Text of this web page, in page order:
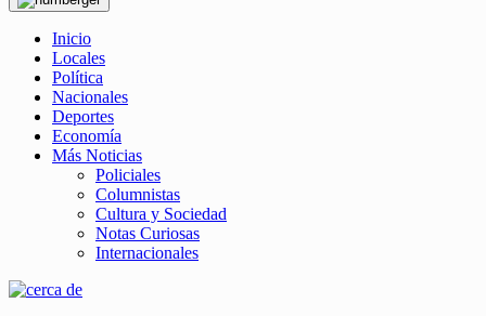
Inicio
Locales
Política
Nacionales
Deportes
Economía
Más Noticias
Policiales
Columnistas
Cultura y Sociedad
Notas Curiosas
Internacionales